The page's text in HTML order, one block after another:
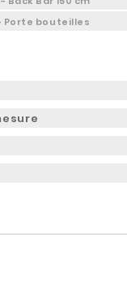
Porte bouteilles